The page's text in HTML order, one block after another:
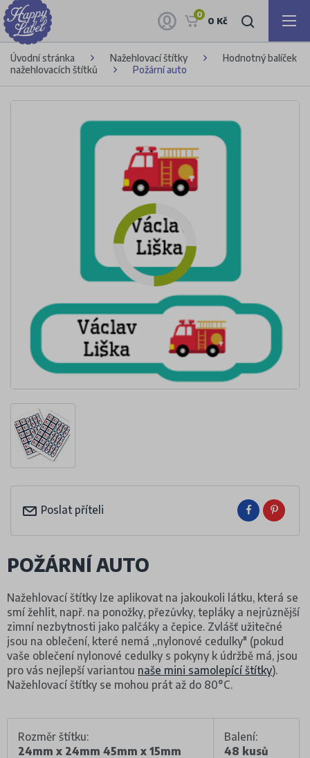
0
0 Kč
Úvodní stránka Nažehlovací štítky
Hodnotný balíček
nažehlovacích štítků
Požární auto
Poslat příteli
POŽÁRNÍ AUTO
Nažehlovací štítky lze aplikovat na jakoukoli látku, která se
smí žehlit, např. na ponožky, přezůvky, tepláky a nejrůznější
zimní nezbytnosti jako palčáky a čepice. Zvlášť užitečné
jsou na oblečení, které nemá „nylonové cedulky" (pokud
vaše oblečení nylonové cedulky s pokyny k údržbě má, jsou
pro vás nejlepší variantou naše mini samolepící štítky).
Nažehlovací štítky se mohou prát až do 80°C.
Rozměr štítku:
24mm x 24mm 45mm x 15mm
Balení:
48 kusů